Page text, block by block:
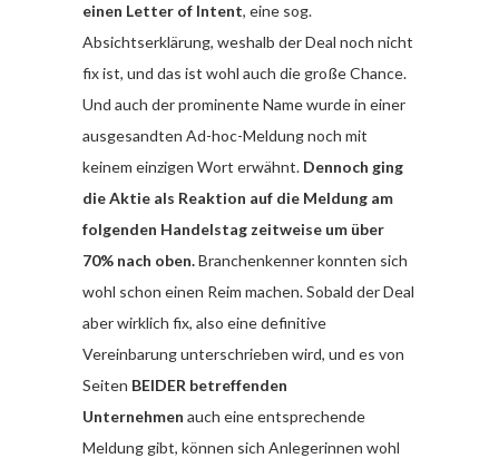
einen Letter of Intent, eine sog.
Absichtserklärung, weshalb der Deal noch nicht
fix ist, und das ist wohl auch die große Chance.
Und auch der prominente Name wurde in einer
ausgesandten Ad-hoc-Meldung noch mit
keinem einzigen Wort erwähnt. Dennoch ging
die Aktie als Reaktion auf die Meldung am
folgenden Handelstag zeitweise um über
70% nach oben.Branchenkenner konnten sich
wohl schon einen Reim machen. Sobald der Deal
aber wirklich fix, also eine definitive
Vereinbarung unterschrieben wird, und es von
Seiten BEIDER betreffenden
Unternehmen auch eine entsprechende
Meldung gibt, können sich Anlegerinnen wohl